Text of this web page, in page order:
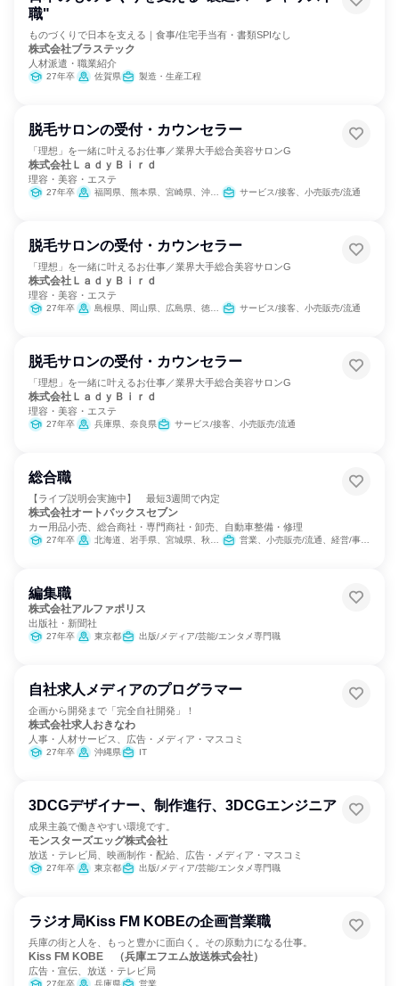
職"
ものづくりで日本を支える｜食事/住宅手当有・書類SPIなし
株式会社ブラステック
人材派遣・職業紹介
27年卒 佐賀県 製造・生産工程
脱毛サロンの受付・カウンセラー
「理想」を一緒に叶えるお仕事／業界大手総合美容サロンG
株式会社ＬａｄｙＢｉｒｄ
理容・美容・エステ
27年卒 福岡県、熊本県、宮崎県、沖縄県 サービス/接客、小売販売/流通
脱毛サロンの受付・カウンセラー
「理想」を一緒に叶えるお仕事／業界大手総合美容サロンG
株式会社ＬａｄｙＢｉｒｄ
理容・美容・エステ
27年卒 島根県、岡山県、広島県、徳島県、香川県 サービス/接客、小売販売/流通
脱毛サロンの受付・カウンセラー
「理想」を一緒に叶えるお仕事／業界大手総合美容サロンG
株式会社ＬａｄｙＢｉｒｄ
理容・美容・エステ
27年卒 兵庫県、奈良県 サービス/接客、小売販売/流通
総合職
【ライブ説明会実施中】 最短3週間で内定
株式会社オートバックスセブン
カー用品小売、総合商社・専門商社・卸売、自動車整備・修理
27年卒 北海道、岩手県、宮城県、秋田県、埼玉県、千葉県、東京都、石川県、愛知県、大阪府、広島県、福岡県 営業、小売販売/流通、経営/事業企画、SCM/生産管理/購買/物流、経理/税務/財務、広報/IR、クリエイティブ/デザイン職、商品企画、マーケティング・広告・宣伝
編集職
株式会社アルファポリス
出版社・新聞社
27年卒 東京都 出版/メディア/芸能/エンタメ専門職
自社求人メディアのプログラマー
企画から開発まで「完全自社開発」！
株式会社求人おきなわ
人事・人材サービス、広告・メディア・マスコミ
27年卒 沖縄県 IT
3DCGデザイナー、制作進行、3DCGエンジニア
成果主義で働きやすい環境です。
モンスターズエッグ株式会社
放送・テレビ局、映画制作・配給、広告・メディア・マスコミ
27年卒 東京都 出版/メディア/芸能/エンタメ専門職
ラジオ局Kiss FM KOBEの企画営業職
兵庫の街と人を、もっと豊かに面白く。その原動力になる仕事。
Kiss FM KOBE （兵庫エフエム放送株式会社）
広告・宣伝、放送・テレビ局
27年卒 兵庫県 営業